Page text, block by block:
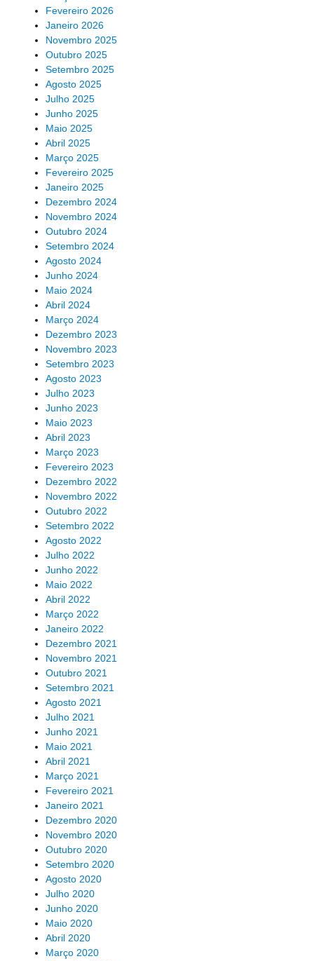
Fevereiro 2026
Janeiro 2026
Novembro 2025
Outubro 2025
Setembro 2025
Agosto 2025
Julho 2025
Junho 2025
Maio 2025
Abril 2025
Março 2025
Fevereiro 2025
Janeiro 2025
Dezembro 2024
Novembro 2024
Outubro 2024
Setembro 2024
Agosto 2024
Junho 2024
Maio 2024
Abril 2024
Março 2024
Dezembro 2023
Novembro 2023
Setembro 2023
Agosto 2023
Julho 2023
Junho 2023
Maio 2023
Abril 2023
Março 2023
Fevereiro 2023
Dezembro 2022
Novembro 2022
Outubro 2022
Setembro 2022
Agosto 2022
Julho 2022
Junho 2022
Maio 2022
Abril 2022
Março 2022
Janeiro 2022
Dezembro 2021
Novembro 2021
Outubro 2021
Setembro 2021
Agosto 2021
Julho 2021
Junho 2021
Maio 2021
Abril 2021
Março 2021
Fevereiro 2021
Janeiro 2021
Dezembro 2020
Novembro 2020
Outubro 2020
Setembro 2020
Agosto 2020
Julho 2020
Junho 2020
Maio 2020
Abril 2020
Março 2020